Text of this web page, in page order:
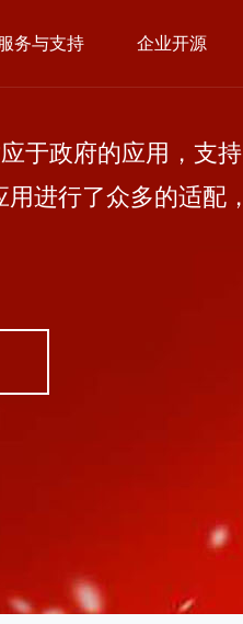
服务与支持 企业开源
政府的应用，支
进行了众多的适配